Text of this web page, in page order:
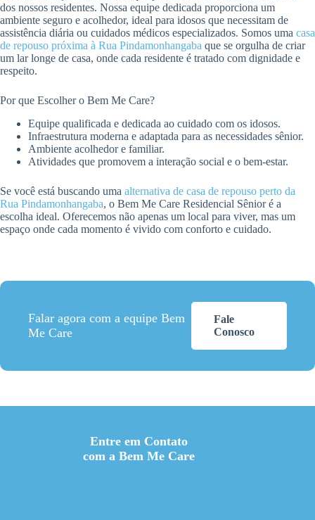
dos nossos residentes. Nossa equipe dedicada proporciona um
ambiente seguro e acolhedor, ideal para idosos que necessitam de
assistência diária ou cuidados médicos especializados. Somos uma casa
de repouso próxima à Rua Pindamonhangaba que se orgulha de criar
um lar longe de casa, onde cada residente é tratado com dignidade e
respeito.
Por que Escolher o Bem Me Care?
Equipe qualificada e dedicada ao cuidado com os idosos.
Infraestrutura moderna e adaptada para as necessidades sênior.
Ambiente acolhedor e familiar.
Atividades que promovem a interação social e o bem-estar.
Se você está buscando uma alternativa de casa de repouso perto da
Rua Pindamonhangaba, o Bem Me Care Residencial Sênior é a
escolha ideal. Oferecemos não apenas um local para viver, mas um
espaço onde cada momento é vivido com conforto e cuidado.
Falar agora com a equipe Bem
Me Care
Fale
Conosco
Entre em Contato
com a Bem Me Care